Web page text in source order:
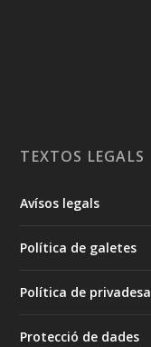
TEXTOS LEGALS
Avísos legals
Política de galetes
Política de privadesa
Protecció de dades